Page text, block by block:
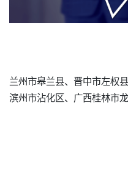
兰州市皋兰县、晋中市左权
滨州市沾化区、广西桂林市